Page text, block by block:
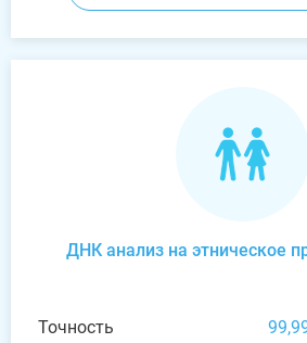
ДНК анализ на этническое
Точность